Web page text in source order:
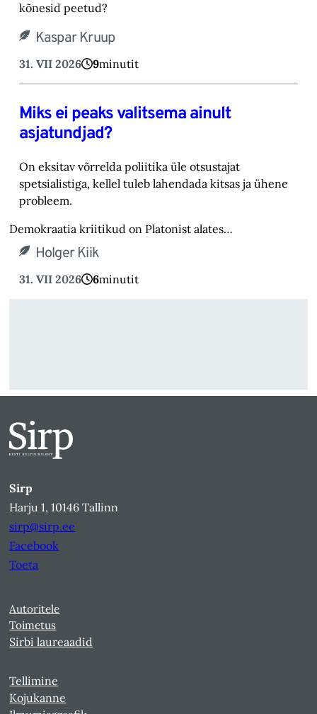
kõnesid peetud?
Kaspar Kruup
31. VII 2026 9minutit
Miks ei peaks valitsema ainult
asjatundjad?
On eksitav võrrelda poliitika üle otsustajat
spetsialistiga, kellel tuleb lahendada kitsas ja ühene
probleem.
Demokraatia kriitikud on Platonist alates…
Holger Kiik
31. VII 2026 6minutit
Sirp
Harju 1, 10146 Tallinn
sirp@sirp.ee
Facebook
Toeta
Autoritele
Toimetus
Sirbi laureaadid
Tellimine
Kojukanne